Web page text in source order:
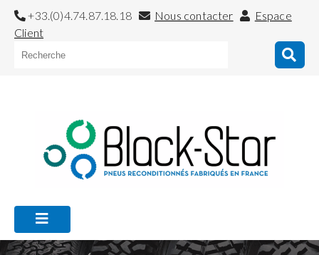
+33.(0)4.74.87.18.18 Nous contacter
Espace
Client